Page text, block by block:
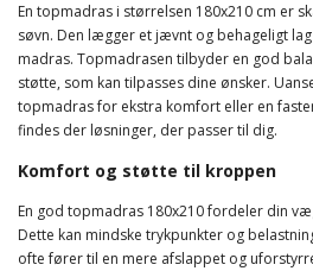
En topmadras i størrelsen 180x210 cm er
søvn. Den lægger et jævnt og behageligt
madras. Topmadrasen tilbyder en god
støtte, som kan tilpasses dine ønsker.
topmadras for ekstra komfort eller en
findes der løsninger, der passer til dig.
Komfort og støtte til kroppen
En god topmadras 180x210 fordeler din
Dette kan mindske trykpunkter og
ofte fører til en mere afslappet og